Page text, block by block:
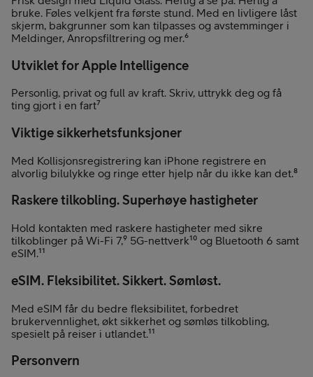
bruke. Føles velkjent fra første stund. Med en livligere låst
skjerm, bakgrunner som kan tilpasses og avstemminger i
Meldinger, Anropsfiltrering og mer.⁶
Utviklet for Apple Intelligence
Personlig, privat og full av kraft. Skriv, uttrykk deg og få
ting gjort i en fart⁷
Viktige sikkerhetsfunksjoner
Med Kollisjonsregistrering kan iPhone registrere en
alvorlig bilulykke og ringe etter hjelp når du ikke kan det.⁸
Raskere tilkobling. Superhøye hastigheter
Hold kontakten med raskere hastigheter med sikre
tilkoblinger på Wi-Fi 7,⁹ 5G-nettverk¹⁰ og Bluetooth 6 samt
eSIM.¹¹
eSIM. Fleksibilitet. Sikkert. Sømløst.
Med eSIM får du bedre fleksibilitet, forbedret
brukervennlighet, økt sikkerhet og sømløs tilkobling,
spesielt på reiser i utlandet.¹¹
Personvern